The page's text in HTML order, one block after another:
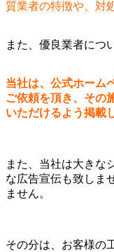
質業者の特徴や、対
また、優良業者につ
当社は、公式ホーム
ご依頼を頂き、その
いただけるよう掲載
また、当社は大きな
な広告宣伝も致しま
ません。
その分は、お客様の